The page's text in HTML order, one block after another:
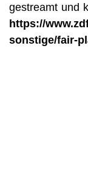
gestreamt und
https://
sonstige/fair-